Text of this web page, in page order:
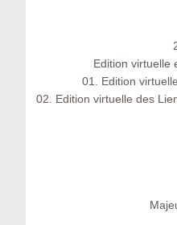
Edition virtuelle
01. Edition
02. Edition virtuelle des